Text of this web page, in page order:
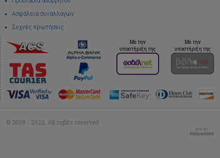
Ασφάλεια συναλλαγών
Συχνές ερωτήσεις
Με την
υποστήριξη της
Με την
υποστήριξη της
© 2009 - 2022. All rights reserved